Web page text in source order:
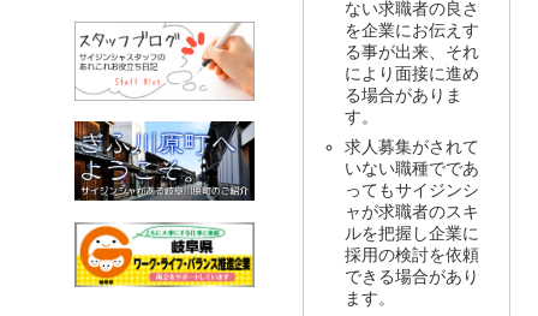
ない求職者の良さ
を企業にお伝えす
る事が出来、それ
により面接に進め
る場合がありま
す。
求人募集がされて
いない職種でであ
ってもサイジンシ
ャが求職者のスキ
ルを把握し企業に
採用の検討を依頼
できる場合があり
ます。